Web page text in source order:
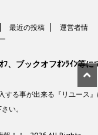
最近の投稿
運営者情
、ブックオフｵﾝﾗｲﾝ等に
する事が出来る『リユース
い。